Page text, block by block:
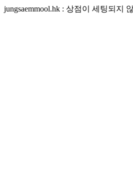
jungsaemmool.hk : 상점이 세팅되지